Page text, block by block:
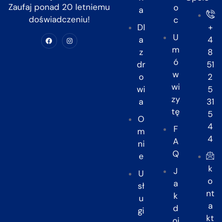
Zaufaj ponad 20 letniemu
doświadczeniu!
a
Dl
a
z
dr
o
wi
a
O
m
ni
e
U
sł
u
gi
o
c
U
m
ó
w
wi
zy
tę
F
A
Q
J
a
k
d
+
4
8
51
2
5
31
5
4
4
k
o
nt
a
kt